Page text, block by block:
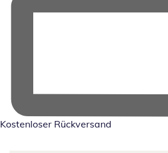
Kostenloser Rückversand